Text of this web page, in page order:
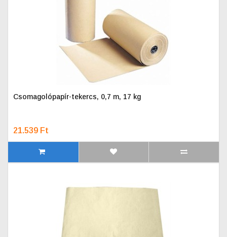
Csomagolópapír-tekercs, 0,7 m, 17 kg
21.539 Ft